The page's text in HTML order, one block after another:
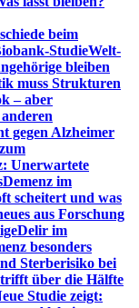
beim
StudieWelt-
bleiben
muss Strukturen
– aber
gegen Alzheimer
Unerwartete
Demenz im
scheitert und was
aus Forschung
Delir im
besonders
Sterberisiko bei
über die Hälfte
Studie zeigt: